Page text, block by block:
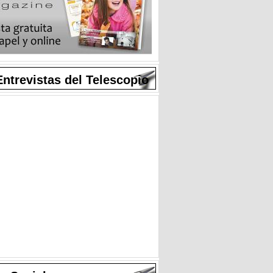
del Telescopio